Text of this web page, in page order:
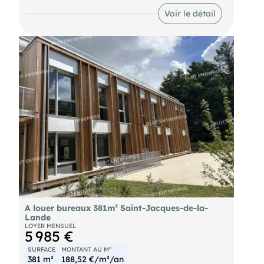
aménagés, rafraîchis et non-cloisonnés, ils
présentent environ 6 673 m² de bureaux.
Aujourd'hui, nous vous présentons à la location la
totalité d'un des 2 bâtiments, en R+2 présentant
environ 3 640,11 m² (quote-part de parties
communes incluse). Le tout divisible ! 25 parkings
extérieurs et 65 en sous-sol, sont inclus dans le
loyer Livraison: immédiate ! Nous consulter pour
une visite ! Les informations sur les risques
naturels, miniers, ou technologiques, auxquels ces
biens sont exposés, sont disponibles sur le site
Voir le détail
A louer bureaux 381m² Saint-Jacques-de-la-
Lande
LOYER MENSUEL
5 985 €
SURFACE
381 m²
MONTANT AU M²
188,52 €/m²/an